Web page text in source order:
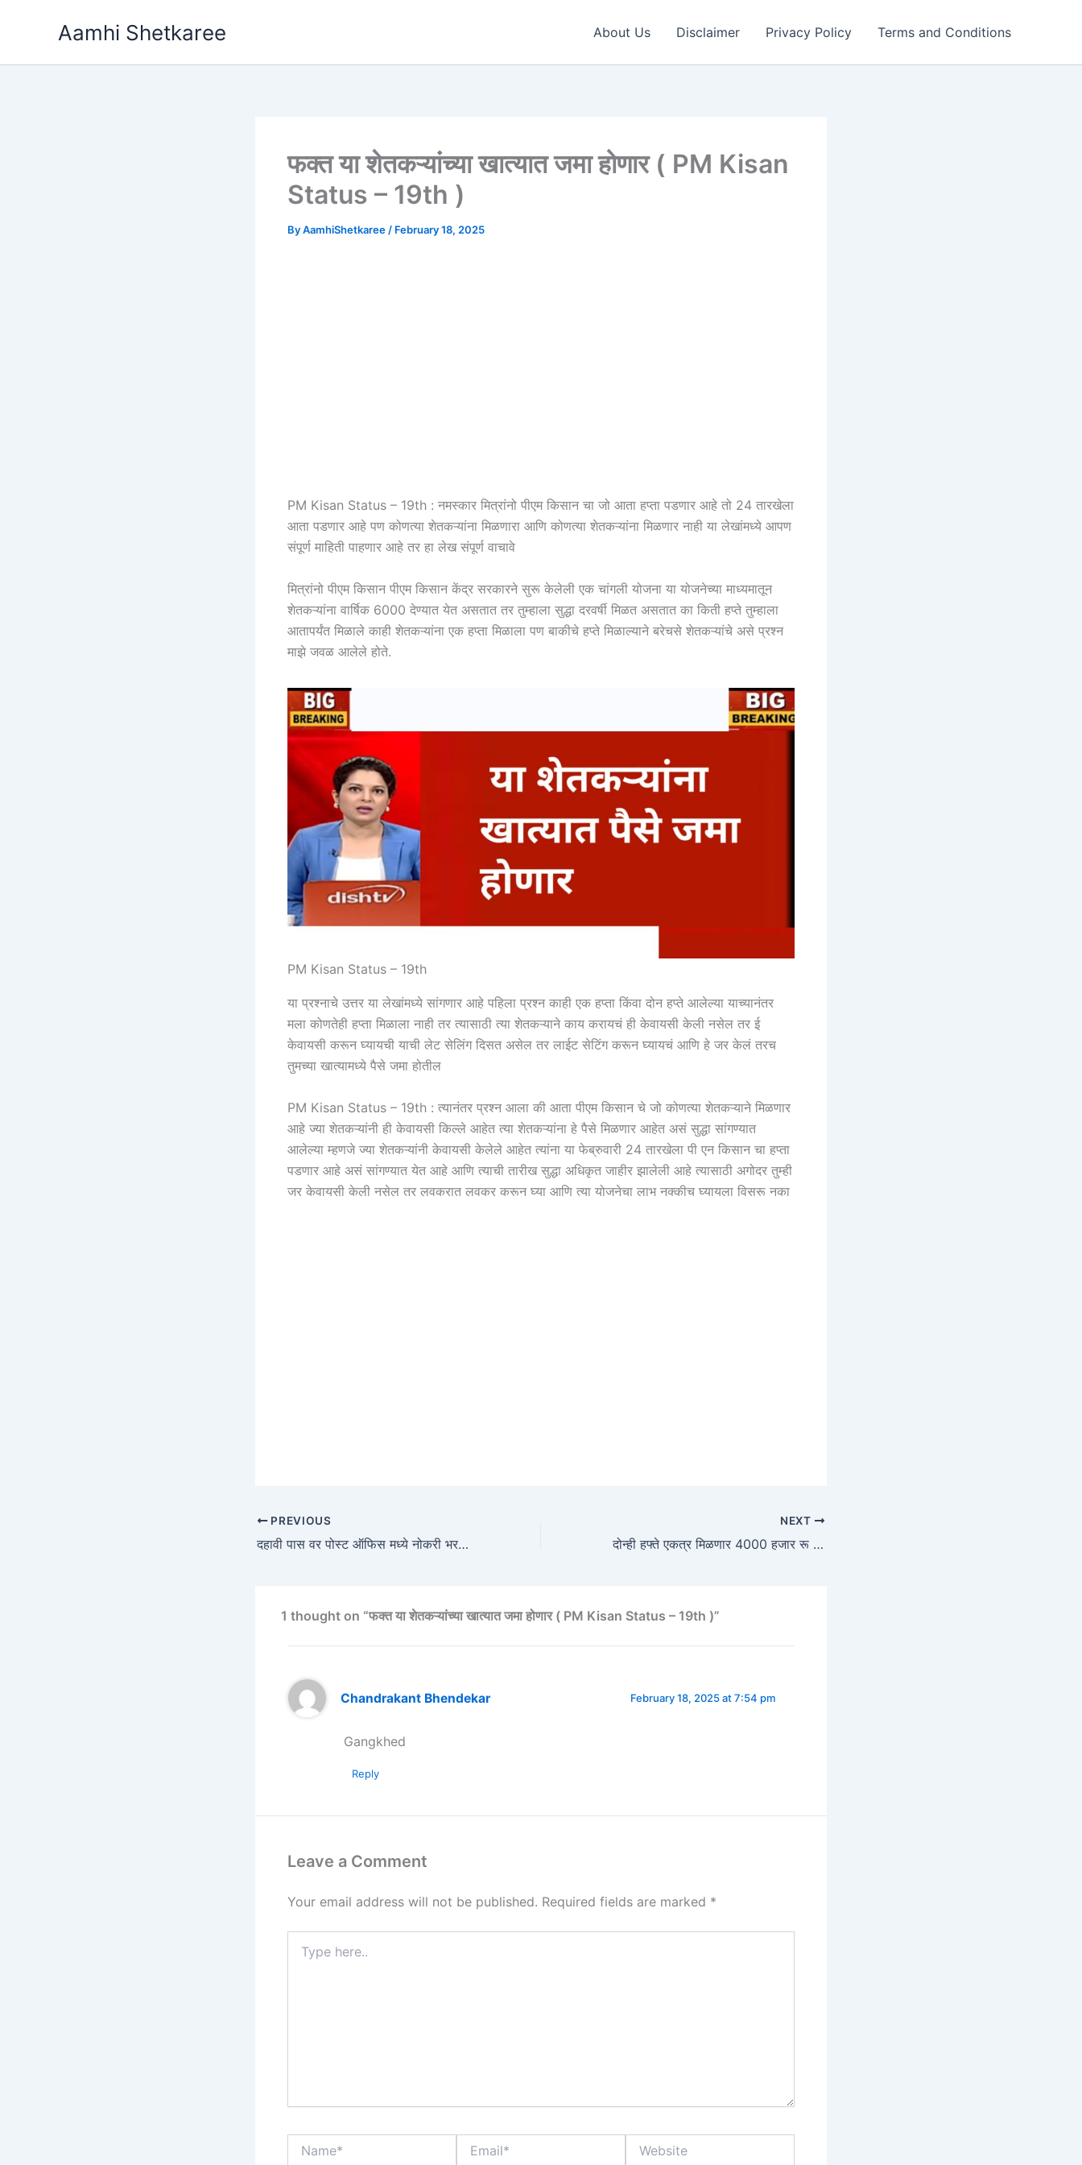
Aamhi Shetkaree About Us Disclaimer Privacy Policy Terms and Conditions
फक्त या शेतकऱ्यांच्या खात्यात जमा होणार ( PM Kisan
Status – 19th )
ByAamhiShetkaree / February 18, 2025
PM Kisan Status – 19th : नमस्कार मित्रांनो पीएम किसान चा जो आता हप्ता पडणार आहे तो 24 तारखेला
आता पडणार आहे पण कोणत्या शेतकऱ्यांना मिळणारा आणि कोणत्या शेतकऱ्यांना मिळणार नाही या लेखांमध्ये आपण
संपूर्ण माहिती पाहणार आहे तर हा लेख संपूर्ण वाचावे
मित्रांनो पीएम किसान पीएम किसान केंद्र सरकारने सुरू केलेली एक चांगली योजना या योजनेच्या माध्यमातून
शेतकऱ्यांना वार्षिक 6000 देण्यात येत असतात तर तुम्हाला सुद्धा दरवर्षी मिळत असतात का किती हप्ते तुम्हाला
आतापर्यंत मिळाले काही शेतकऱ्यांना एक हप्ता मिळाला पण बाकीचे हप्ते मिळाल्याने बरेचसे शेतकऱ्यांचे असे प्रश्न
माझे जवळ आलेले होते.
PM Kisan Status – 19th
या प्रश्नाचे उत्तर या लेखांमध्ये सांगणार आहे पहिला प्रश्न काही एक हप्ता किंवा दोन हप्ते आलेल्या याच्यानंतर
मला कोणतेही हप्ता मिळाला नाही तर त्यासाठी त्या शेतकऱ्याने काय करायचं ही केवायसी केली नसेल तर ई
केवायसी करून घ्यायची याची लेट सेलिंग दिसत असेल तर लाईट सेटिंग करून घ्यायचं आणि हे जर केलं तरच
तुमच्या खात्यामध्ये पैसे जमा होतील
PM Kisan Status – 19th : त्यानंतर प्रश्न आला की आता पीएम किसान चे जो कोणत्या शेतकऱ्याने मिळणार
आहे ज्या शेतकऱ्यांनी ही केवायसी किल्ले आहेत त्या शेतकऱ्यांना हे पैसे मिळणार आहेत असं सुद्धा सांगण्यात
आलेल्या म्हणजे ज्या शेतकऱ्यांनी केवायसी केलेले आहेत त्यांना या फेब्रुवारी 24 तारखेला पी एन किसान चा हप्ता
पडणार आहे असं सांगण्यात येत आहे आणि त्याची तारीख सुद्धा अधिकृत जाहीर झालेली आहे त्यासाठी अगोदर तुम्ही
जर केवायसी केली नसेल तर लवकरात लवकर करून घ्या आणि त्या योजनेचा लाभ नक्कीच घ्यायला विसरू नका
PREVIOUS
दहावी पास वर पोस्ट ऑफिस मध्ये नोकरी भरती ( Post office bharti )
NEXT
दोन्ही हफ्ते एकत्र मिळणार 4000 हजार रू ( namo shetkari yojana 2025 )
1 thought on “फक्त या शेतकऱ्यांच्या खात्यात जमा होणार ( PM Kisan Status – 19th )”
Chandrakant Bhendekar February 18, 2025 at 7:54 pm
Gangkhed
Reply
Leave a Comment
Your email address will not be published. Required fields are marked *
here..